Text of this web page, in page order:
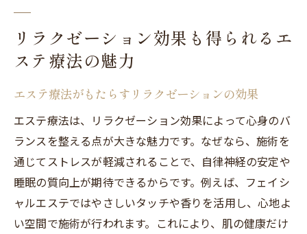
リラクゼーション効果も得られるエ
ステ療法の魅力
エステ療法がもたらすリラクゼーションの効果
エステ療法は、リラクゼーション効果によって心身のバ
ランスを整える点が大きな魅力です。なぜなら、施術を
通じてストレスが軽減されることで、自律神経の安定や
睡眠の質向上が期待できるからです。例えば、フェイシ
ャルエステではやさしいタッチや香りを活用し、心地よ
い空間で施術が行われます。これにより、肌の健康だけ